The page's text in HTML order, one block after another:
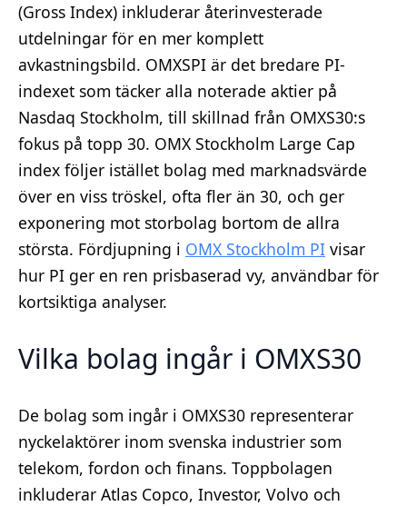
(Gross Index) inkluderar återinvesterade
utdelningar för en mer komplett
avkastningsbild. OMXSPI är det bredare PI-
indexet som täcker alla noterade aktier på
Nasdaq Stockholm, till skillnad från OMXS30:s
fokus på topp 30. OMX Stockholm Large Cap
index följer istället bolag med marknadsvärde
över en viss tröskel, ofta fler än 30, och ger
exponering mot storbolag bortom de allra
största. Fördjupning i OMX Stockholm PI visar
hur PI ger en ren prisbaserad vy, användbar för
kortsiktiga analyser.
Vilka bolag ingår i OMXS30
De bolag som ingår i OMXS30 representerar
nyckelaktörer inom svenska industrier som
telekom, fordon och finans. Toppbolagen
inkluderar Atlas Copco, Investor, Volvo och